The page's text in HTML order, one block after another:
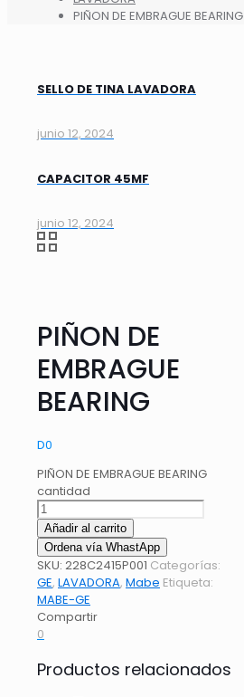
PIÑON DE EMBRAGUE BEARING
SELLO DE TINA LAVADORA
junio 12, 2024
CAPACITOR 45MF
junio 12, 2024
PIÑON DE
EMBRAGUE
BEARING
D0
PIÑON DE EMBRAGUE BEARING
cantidad
Añadir al carrito
Ordena vía WhastApp
SKU: 228C2415P001 Categorías:
GE, LAVADORA, Mabe Etiqueta:
MABE-GE
Compartir
0
Productos relacionados